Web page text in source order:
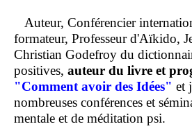
Auteur, Conférencier
formateur, Professeur d'Aïkido,
Christian Godefroy du
positives, auteur du livre et
"Comment avoir des Idées" et
nombreuses conférences et
mentale et de méditation psi.